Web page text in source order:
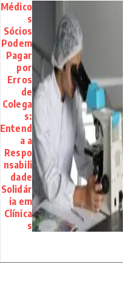
Médico
s
Sócios
Podem
Pagar
por
Erros
de
Colega
s:
Entend
a a
Respo
nsabili
dade
Solidár
ia em
Clínica
s